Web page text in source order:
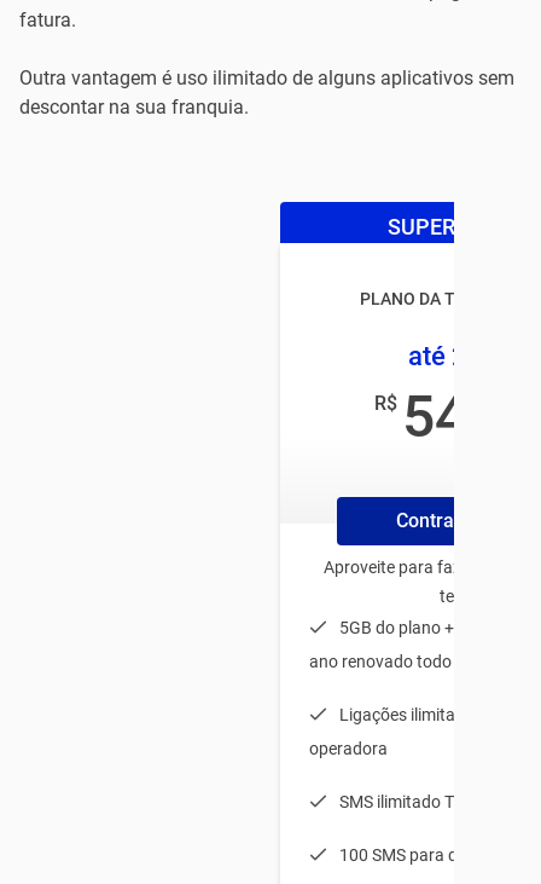
fatura.
Outra vantagem é uso ilimitado de alguns aplicativos sem
descontar na sua franquia.
SUPER OFERTA
PLANO DA TIM
até 25GB
R$ 54
Contrate Online
Aproveite para fazer o plano
tenha:
5GB do plano + 20GB de
ano renovado todo mês
Ligações ilimitadas para
operadora
SMS ilimitado TIM-TIM
100 SMS para qualquer